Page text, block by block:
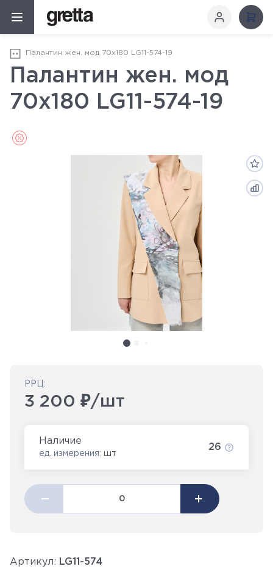
Палантин жен. мод 70х180 LG11-574-19
Палантин жен. мод
70х180 LG11-574-19
Артикул: LG11-574
РРЦ:
3 200 ₽/шт
Наличие
ед. измерения: шт
26